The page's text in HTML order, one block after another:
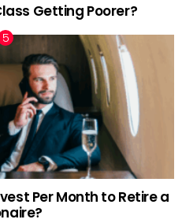
Getting Poorer?
Per Month to Retire a